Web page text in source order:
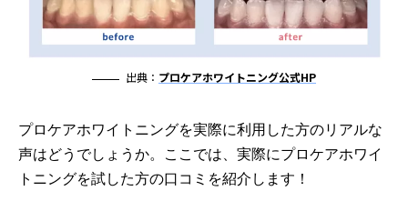
出典： プロケアホワイトニング公式HP
プロケアホワイトニングを実際に利用した方のリアルな
声はどうでしょうか。ここでは、実際にプロケアホワイ
トニングを試した方の口コミを紹介します！